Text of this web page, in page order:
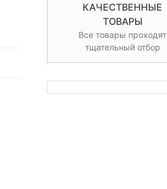
КАЧЕСТВЕННЫЕ
ТОВАРЫ
Все товары проходят
тщательный отбор